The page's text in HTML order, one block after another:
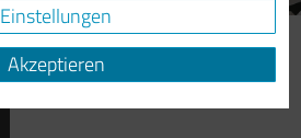
Einstellungen
Akzeptieren
Probst & Class auf der Powtech 2019
Probst & Class und sein strategischer
Partner…